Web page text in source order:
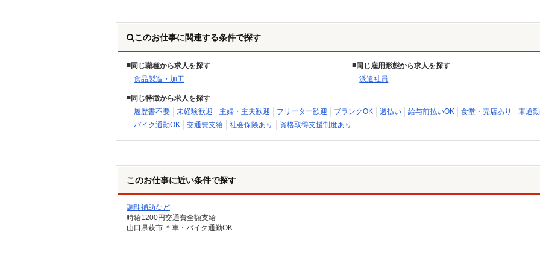
このお仕事に関連する条件で探す
同じ職種から求人を探す
食品製造・加工
同じ雇用形態から求人を探す
派遣社員
同じ特徴から求人を探す
履歴書不要
未経験歓迎 主婦・主夫歓迎 フリーター歓迎 ブランクOK 週払い 給与前払いOK 食堂・売店あり
車通
バイク通勤OK
交通費支給 社会保険あり 資格取得支援制度あり
このお仕事に近い条件で探す
調理補助など
時給1200円交通費全額支給
山口県萩市 ＊車・バイク通勤OK